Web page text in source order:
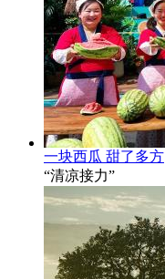
一块西瓜 甜了多方
“清凉接力”